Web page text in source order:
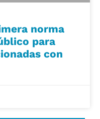
norma
para
con